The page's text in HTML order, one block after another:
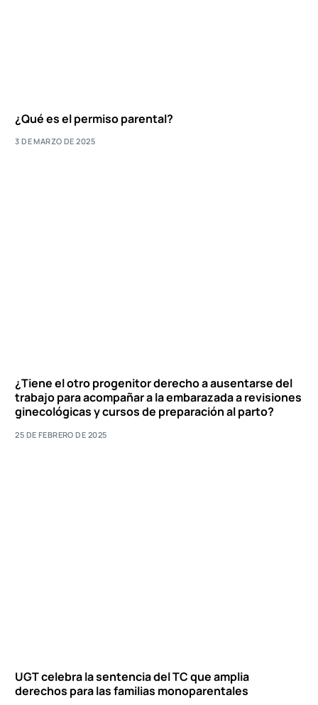
¿Qué es el permiso parental?
3 DE MARZO DE 2025
¿Tiene el otro progenitor derecho a ausentarse del
trabajo para acompañar a la embarazada a revisiones
ginecológicas y cursos de preparación al parto?
25 DE FEBRERO DE 2025
UGT celebra la sentencia del TC que amplia
derechos para las familias monoparentales